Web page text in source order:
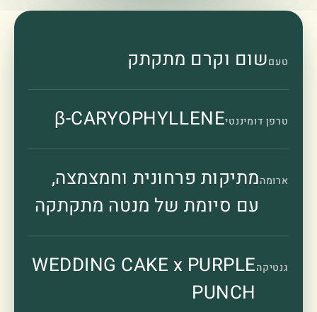
טעםשום וקרם מתקתק
טרפן דומיננטיβ-CARYOPHYLLENE
ארומהמתיקות פרחונית וחמצמצה,
עם סיומת של מנטה מתקתקה
גנטיקהWEDDING CAKE x PURPLE
PUNCH